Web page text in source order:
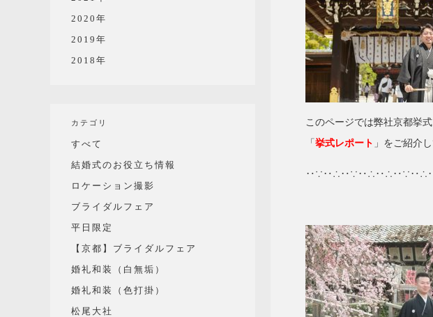
このページでは弊社京都挙
「 挙式レポート 」をご紹介
2020年
2019年
2018年
カテゴリ
すべて
結婚式のお役立ち情報
ロケーション撮影
ブライダルフェア
平日限定
【京都】ブライダルフェア
婚礼和装（白無垢）
婚礼和装（色打掛）
松尾大社